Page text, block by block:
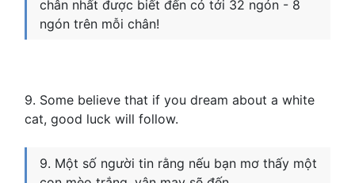
chân nhất được biết đến có tới 32 ngón - 8
ngón trên mỗi chân!
9. Some believe that if you dream about a white
cat, good luck will follow.
9. Một số người tin rằng nếu bạn mơ thấy một